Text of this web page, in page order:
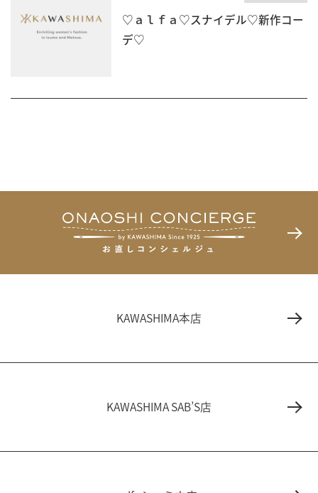
♡ａｌｆａ♡スナイデル♡新作コー
デ♡
KAWASHIMA本店
KAWASHIMA SAB’S店